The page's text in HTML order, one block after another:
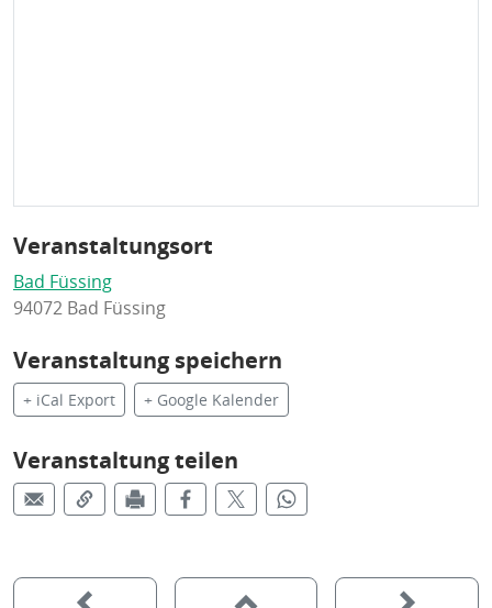
Veranstaltungsort
Bad Füssing
94072 Bad Füssing
Veranstaltung speichern
+ iCal Export + Google Kalender
Veranstaltung teilen